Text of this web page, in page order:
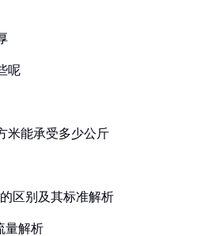
呢
米能承受多少公斤
区别及其标准解析
量解析